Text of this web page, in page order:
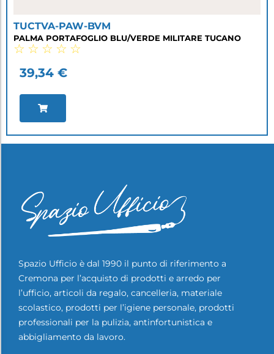
TUCTVA-PAW-BVM
PALMA PORTAFOGLIO BLU/VERDE MILITARE TUCANO
☆ ☆ ☆ ☆ ☆
39,34 €
Spazio Ufficio è dal 1990 il punto di riferimento a
Cremona per l’acquisto di prodotti e arredo per
l’ufficio, articoli da regalo, cancelleria, materiale
scolastico, prodotti per l’igiene personale, prodotti
professionali per la pulizia, antinfortunistica e
abbigliamento da lavoro.